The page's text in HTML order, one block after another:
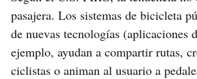
pasajera. Los sistemas de bicicleta
de nuevas tecnologías (aplicaciones
ejemplo, ayudan a compartir rutas,
ciclistas o animan al usuario a